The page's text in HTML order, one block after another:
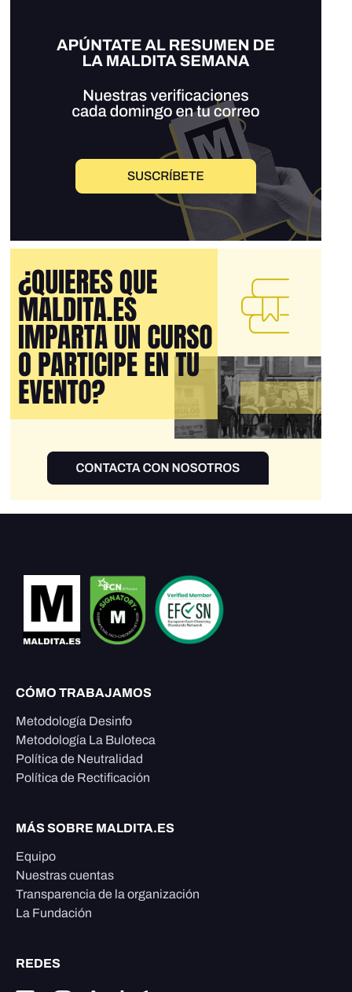
CÓMO TRABAJAMOS
Metodología Desinfo
Metodología La Buloteca
Política de Neutralidad
Política de Rectificación
MÁS SOBRE MALDITA.ES
Equipo
Nuestras cuentas
Transparencia de la organización
La Fundación
REDES